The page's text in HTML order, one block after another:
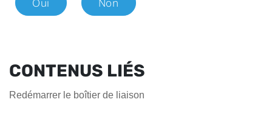
CONTENUS LIÉS
Redémarrer le boîtier de liaison